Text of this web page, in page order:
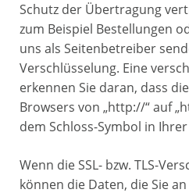
Schutz der Übertragung
zum Beispiel Bestellungen
uns als Seitenbetreiber
Verschlüsselung. Eine
erkennen Sie daran, dass
Browsers von „http://“ auf
dem Schloss-Symbol in
Wenn die SSL- bzw. TLS-
können die Daten, die Sie